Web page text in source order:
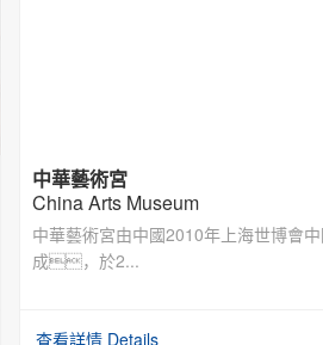
中華藝術宮
China Arts Museum
中華藝術宮由中國2010年上海世博會
成，於2...
查看詳情 Details